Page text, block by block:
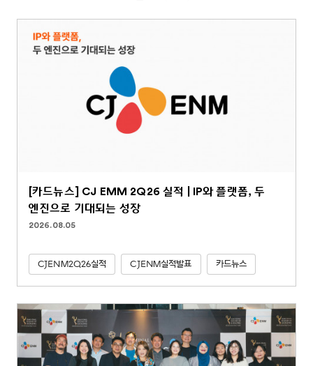
[카드뉴스] CJ EMM 2Q26 실적 | IP와 플랫폼, 두
엔진으로 기대되는 성장
2026.08.05
CJENM2Q26실적 CJENM실적발표 카드뉴스